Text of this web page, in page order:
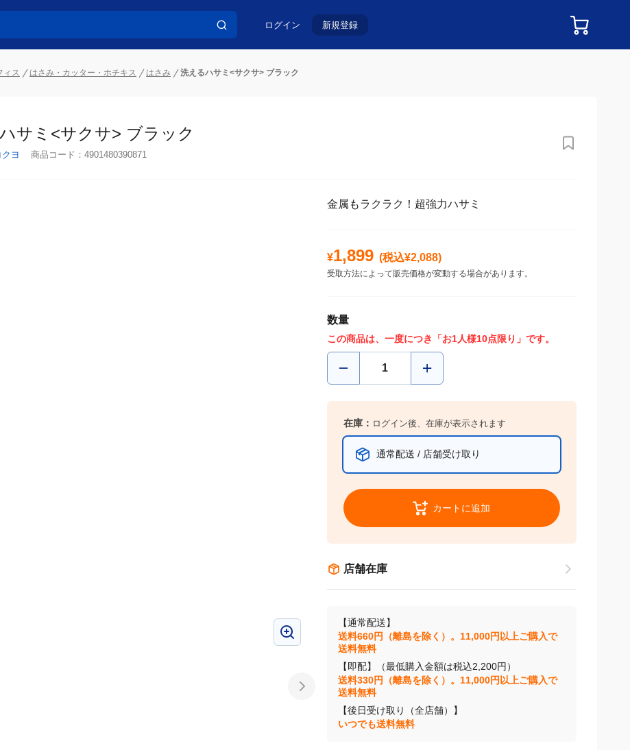
ログイン 新規登録
ィス はさみ・カッター・ホチキス はさみ 洗えるハサミ<サクサ> ブラック
サミ<サクサ> ブラック
クヨ 商品コード： 4901480390871
金属もラクラク！超強力ハサミ
¥1,899 (税込¥2,088)
受取方法によって販売価格が変動する場合があります。
数量
この商品は、一度につき「お1人様10点限り」です。
在庫： ログイン後、在庫が表示されます
通常配送 / 店舗受け取り
カートに追加
店舗在庫
【通常配送】
送料660円（離島を除く）。11,000円以上ご購入で
送料無料
【即配】（最低購入金額は税込2,200円）
送料330円（離島を除く）。11,000円以上ご購入で
送料無料
【後日受け取り（全店舗）】